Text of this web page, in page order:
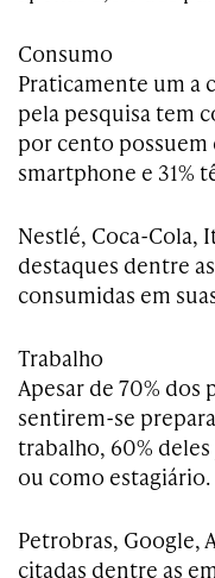
Consumo
Praticamente um a
pela pesquisa tem
por cento possuem
smartphone e 31%
Nestlé, Coca-Cola,
destaques dentre
consumidas em
Trabalho
Apesar de 70%
sentirem-se
trabalho, 60%
ou como estagiário.
Petrobras, Google,
citadas dentre as